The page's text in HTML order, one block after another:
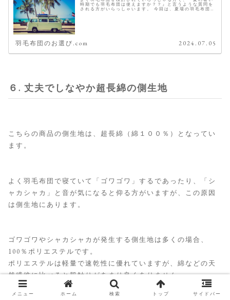
時期でも羽毛布団は使えますか？？』と言うような質問を
される方がいらっしゃいます。 今回は、夏場の羽毛布団の
羽毛布団のお選び.com 2024.07.05
６. 丈夫でしなやか超長綿の側生地
こちらの商品の側生地は、超長綿（綿１００％）となってい
ます。
よく羽毛布団で寝ていて「ゴワゴワ」するであったり、「シ
ャカシャカ」と音が気になると仰る方がいますが、この原因
は側生地にあります。
ゴワゴワやシャカシャカが発生する側生地は多くの場合、
100％ポリエステルです。
ポリエステルは軽量で速乾性に優れていますが、綿などの天
然繊維に比べると肌触りがあまり良くありません。
メニュー ホーム 検索 トップ サイドバー